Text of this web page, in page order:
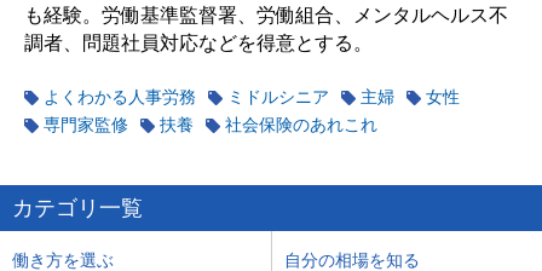
も経験。労働基準監督署、労働組合、メンタルヘルス不
調者、問題社員対応などを得意とする。
よくわかる人事労務 ミドルシニア 主婦
女性
専門家監修
扶養 社会保険のあれこれ
カテゴリ一覧
働き方を選ぶ 自分の相場を知る